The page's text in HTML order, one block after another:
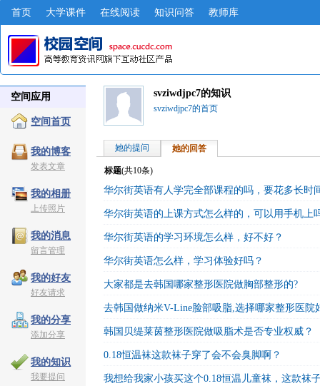
首页 大学课件 在线阅读 知识问答 教师库
空间应用
空间首页
我的博客
发表文章
我的相册
上传照片
我的消息
留言管理
我的好友
好友请求
我的分享
添加分享
我的知识
我要提问
svziwdjpc7的知识
svziwdjpc7的首页
她的提问 她的回答
标题(共10条)
华尔街英语有人学完全部课程的吗，要花多长时
华尔街英语的上课方式怎么样的，可以用手机上
华尔街英语的学习环境怎么样，好不好？
华尔街英语怎么样，学习体验好吗？
大家都是去韩国哪家整形医院做胸部整形的?
去韩国做纳米V-Line脸部吸脂,选择哪家整形医院
韩国贝缇莱茵整形医院做吸脂术是否专业权威？
0.18恒温袜这款袜子穿了会不会臭脚啊？
我想给我家小孩买这个0.18恒温儿童袜，这款袜